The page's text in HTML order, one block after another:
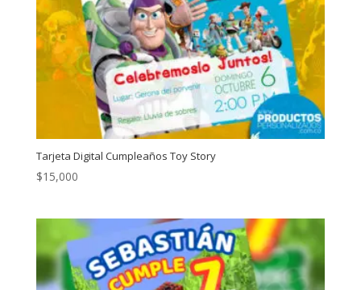
Tarjeta Digital Cumpleaños Toy Story
$15,000